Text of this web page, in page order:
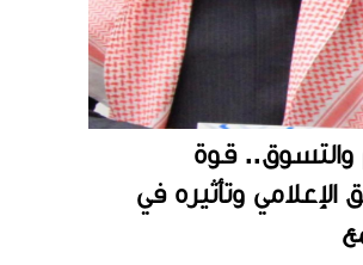
والتسوق.. قوة
الإعلامي وتأثيره في